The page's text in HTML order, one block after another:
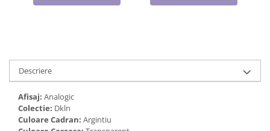
Cadouri pentru Doctori
Descriere
Afisaj: Analogic
Colectie: Dkln
Culoare Cadran: Argintiu